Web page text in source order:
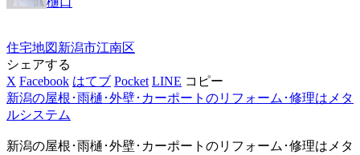
住宅地図 新潟市江南区
シェアする
X Facebook はてブ Pocket LINE コピー
新潟の屋根･雨樋･外壁･カーポートのリフォーム･修理はメタ
ルシステム
新潟の屋根･雨樋･外壁･カーポートのリフォーム･修理はメタ